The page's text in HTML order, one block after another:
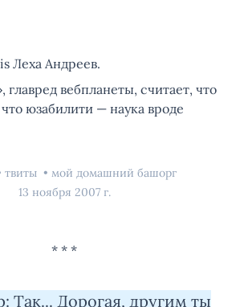
Леха Андреев.
главред вебпланеты, считает, что
юзабилити — наука вроде
твиты
мой домашний башорг
13 ноября 2007 г.
Так... Дорогая, другим ты